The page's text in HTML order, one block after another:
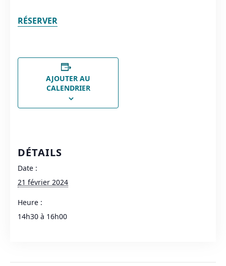
RÉSERVER
AJOUTER AU
CALENDRIER
DÉTAILS
Date :
21 février 2024
Heure :
14h30 à 16h00